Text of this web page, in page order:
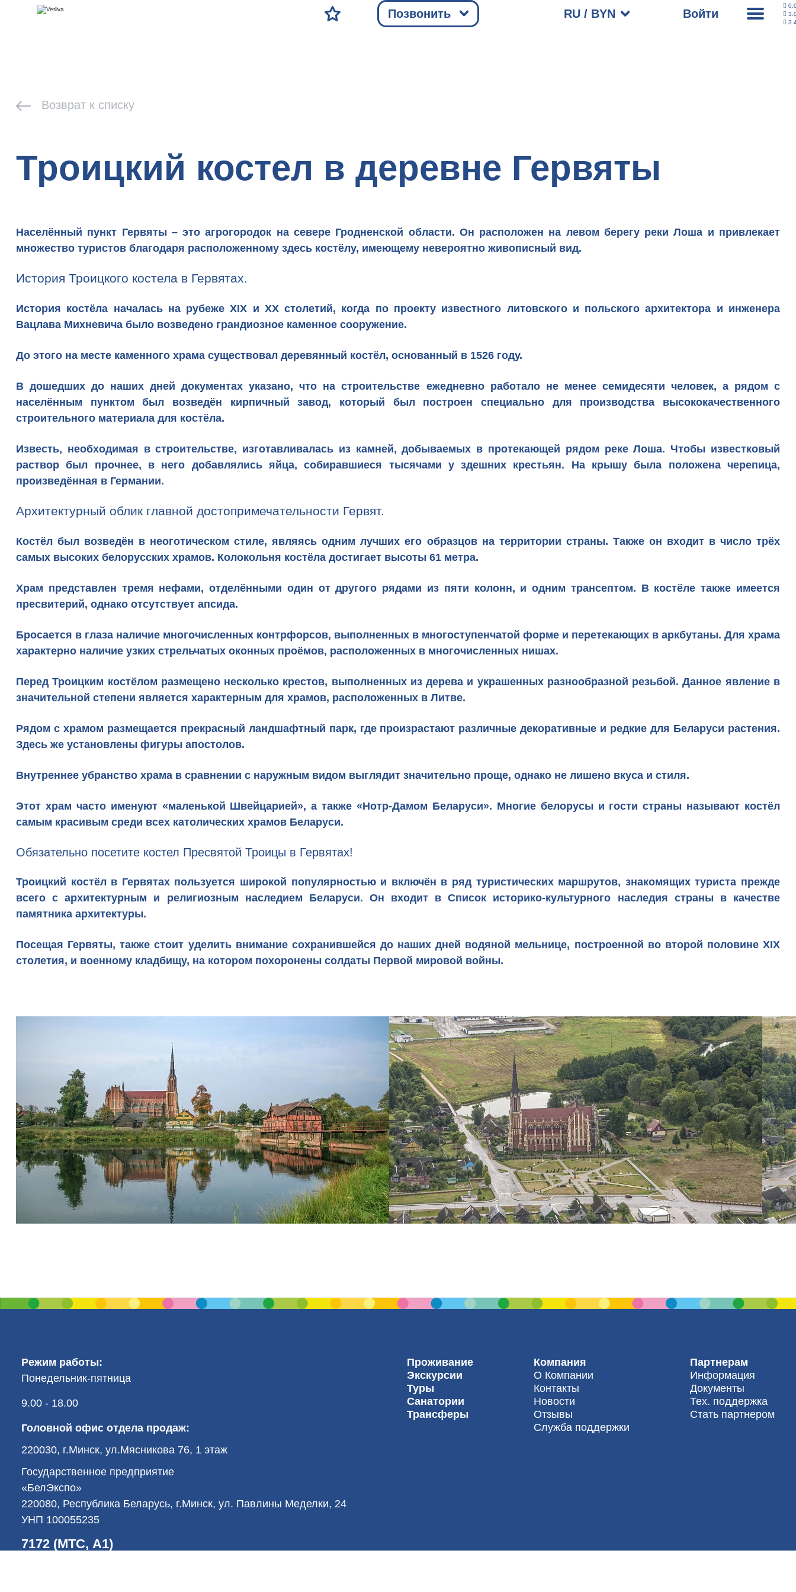
Позвонить RU / BYN Войти
Возврат к списку
Троицкий костел в деревне Гервяты
Населённый пункт Гервяты – это агрогородок на севере Гродненской области. Он расположен на левом берегу реки Лоша и привлекает
множество туристов благодаря расположенному здесь костёлу, имеющему невероятно живописный вид.
История Троицкого костела в Гервятах.
История костёла началась на рубеже XIX и XX столетий, когда по проекту известного литовского и польского архитектора и инженера
Вацлава Михневича было возведено грандиозное каменное сооружение.
До этого на месте каменного храма существовал деревянный костёл, основанный в 1526 году.
В дошедших до наших дней документах указано, что на строительстве ежедневно работало не менее семидесяти человек, а рядом с
населённым пунктом был возведён кирпичный завод, который был построен специально для производства высококачественного
строительного материала для костёла.
Известь, необходимая в строительстве, изготавливалась из камней, добываемых в протекающей рядом реке Лоша. Чтобы известковый
раствор был прочнее, в него добавлялись яйца, собиравшиеся тысячами у здешних крестьян. На крышу была положена черепица,
произведённая в Германии.
Архитектурный облик главной достопримечательности Гервят.
Костёлбыл возведён в неоготическом стиле, являясь одним лучших его образцов на территории страны. Также он входит в число трёх
самых высоких белорусских храмов. Колокольня костёла достигает высоты 61 метра.
Храм представлен тремя нефами, отделёнными один от другого рядами из пяти колонн, и одним трансептом. В костёле также имеется
пресвитерий, однако отсутствует апсида.
Бросается в глаза наличие многочисленных контрфорсов, выполненных в многоступенчатой форме и перетекающих в аркбутаны. Для храма
характерно наличие узких стрельчатых оконных проёмов, расположенных в многочисленных нишах.
Перед Троицким костёлом размещено несколько крестов, выполненных из дерева и украшенных разнообразной резьбой. Данное явление в
значительной степени является характерным для храмов, расположенных в Литве.
Рядом с храмом размещается прекрасный ландшафтный парк, где произрастают различные декоративные и редкие для Беларуси растения.
Здесь же установлены фигуры апостолов.
Внутреннее убранство храма в сравнении с наружным видом выглядит значительно проще, однако не лишено вкуса и стиля.
Этот храм часто именуют «маленькой Швейцарией», а также «Нотр-Дамом Беларуси». Многие белорусы и гости страны называют костёл
самым красивым среди всех католических храмов Беларуси.
Обязательно посетите костел Пресвятой Троицы в Гервятах!
Троицкий костёл в Гервятах пользуется широкой популярностью и включён в ряд туристических маршрутов, знакомящих туриста прежде
всего с архитектурным и религиозным наследием Беларуси. Он входит в Список историко-культурного наследия страны в качестве
памятника архитектуры.
Посещая Гервяты, также стоит уделить внимание сохранившейся до наших дней водяной мельнице, построенной во второй половине XIX
столетия, и военному кладбищу, на котором похоронены солдаты Первой мировой войны.
Режим работы:
Понедельник-пятница
9.00 - 18.00
Головной офис отдела продаж:
220030, г.Минск, ул.Мясникова 76, 1 этаж
Государственное предприятие
«БелЭкспо»
220080, Республика Беларусь, г.Минск, ул. Павлины Меделки, 24
УНП 100055235
7172 (МТС, А1)
Проживание
Экскурсии
Туры
Санатории
Трансферы
Компания
О Компании
Контакты
Новости
Отзывы
Служба поддержки
Партнерам
Информация
Документы
Тех. поддержка
Стать партнером